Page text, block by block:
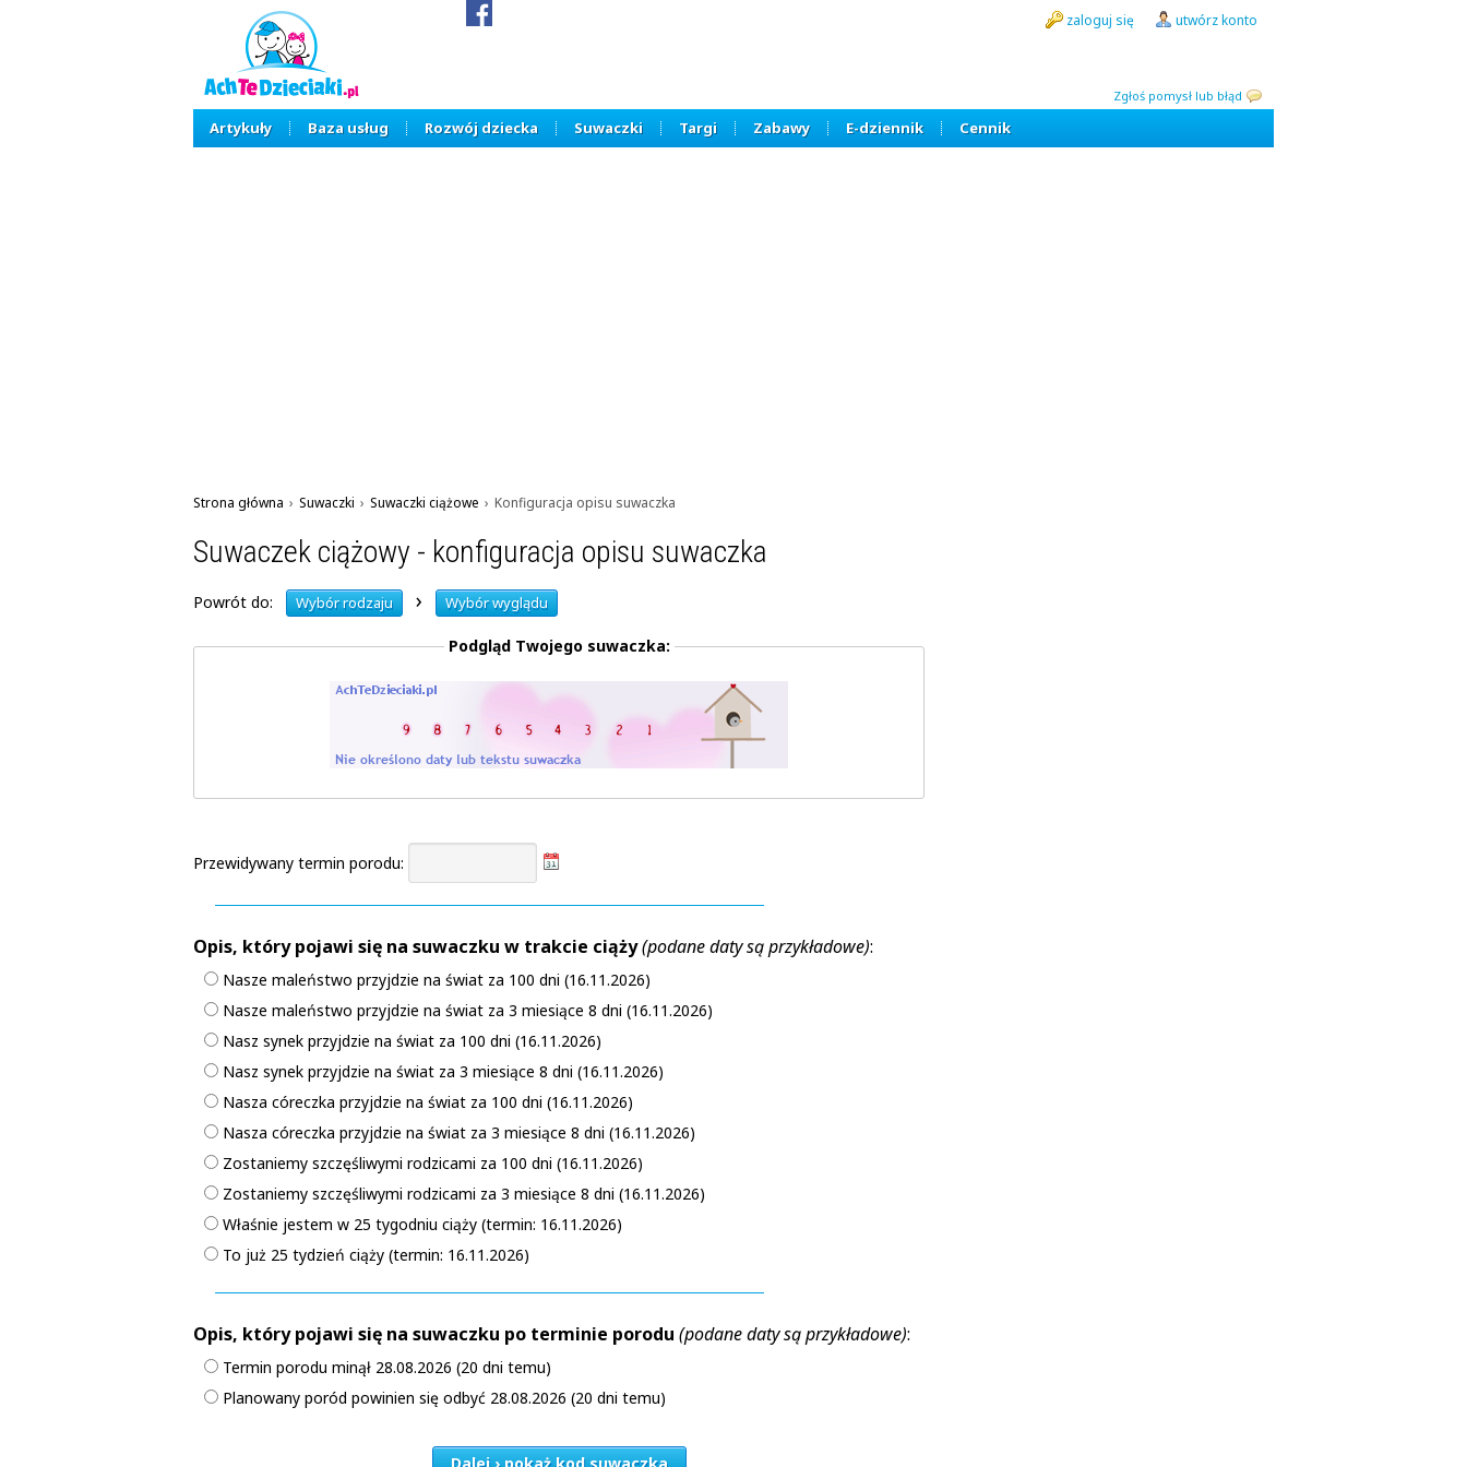
Zgłoś pomysł lub błąd
zaloguj się utwórz konto
Artykuły Baza usług Rozwój dziecka Suwaczki Targi Zabawy E-dziennik Cennik
Strona główna › Suwaczki › Suwaczki ciążowe › Konfiguracja opisu suwaczka
Suwaczek ciążowy - konfiguracja opisu suwaczka
Powrót do: Wybór rodzaju › Wybór wyglądu
Podgląd Twojego suwaczka:
Przewidywany termin porodu:
Opis, który pojawi się na suwaczku w trakcie ciąży(podane daty są przykładowe):
Nasze maleństwo przyjdzie na świat za 100 dni (16.11.2026)
Nasze maleństwo przyjdzie na świat za 3 miesiące 8 dni (16.11.2026)
Nasz synek przyjdzie na świat za 100 dni (16.11.2026)
Nasz synek przyjdzie na świat za 3 miesiące 8 dni (16.11.2026)
Nasza córeczka przyjdzie na świat za 100 dni (16.11.2026)
Nasza córeczka przyjdzie na świat za 3 miesiące 8 dni (16.11.2026)
Zostaniemy szczęśliwymi rodzicami za 100 dni (16.11.2026)
Zostaniemy szczęśliwymi rodzicami za 3 miesiące 8 dni (16.11.2026)
Właśnie jestem w 25 tygodniu ciąży (termin: 16.11.2026)
To już 25 tydzień ciąży (termin: 16.11.2026)
Opis, który pojawi się na suwaczku po terminie porodu (podane daty są przykładowe):
Termin porodu minął 28.08.2026 (20 dni temu)
Planowany poród powinien się odbyć 28.08.2026 (20 dni temu)